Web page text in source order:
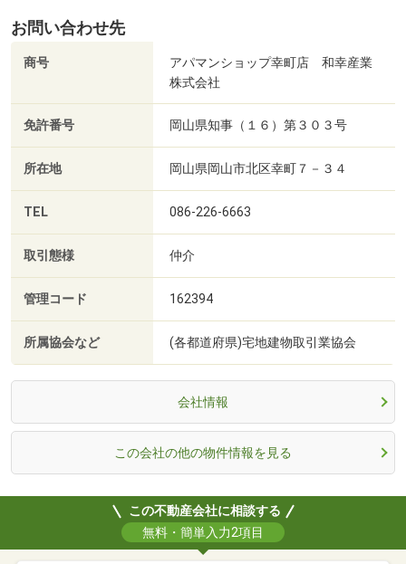
お問い合わせ先
商号
アパマンショップ幸町店 和幸産業
株式会社
免許番号 岡山県知事（１６）第３０３号
所在地 岡山県岡山市北区幸町７－３４
TEL 086-226-6663
取引態様 仲介
管理コード 162394
所属協会など (各都道府県)宅地建物取引業協会
会社情報
この会社の他の物件情報を見る
この不動産会社に相談する
無料・簡単入力2項目